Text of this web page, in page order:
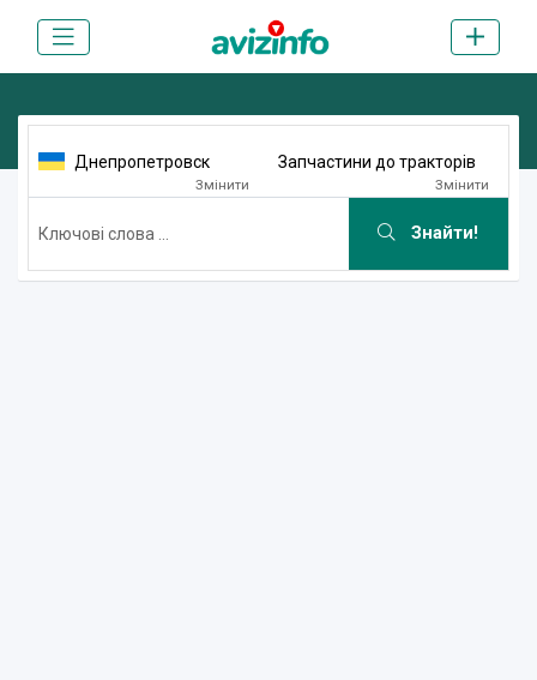
Днепропетровск
Змінити
Запчастини до тракторів
Змінити
Знайти!